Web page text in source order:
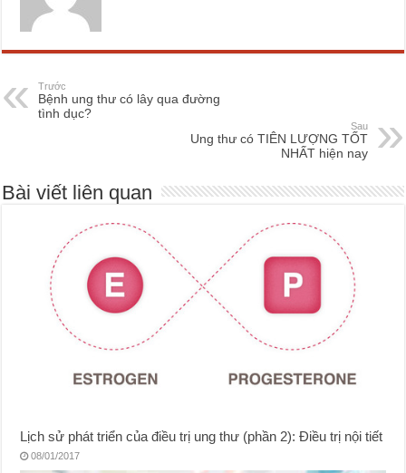
Trước
Bệnh ung thư có lây qua đường
tình dục?
Sau
Ung thư có TIÊN LƯỢNG TỐT
NHẤT hiện nay
Bài viết liên quan
Lịch sử phát triển của điều trị ung thư (phần 2): Điều trị nội tiết
08/01/2017